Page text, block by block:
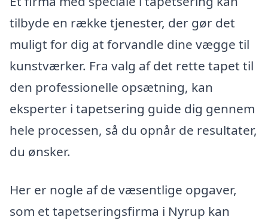
tilbyde en række tjenester, der gør det
muligt for dig at forvandle dine vægge til
kunstværker. Fra valg af det rette tapet til
den professionelle opsætning, kan
eksperter i tapetsering guide dig gennem
hele processen, så du opnår de resultater,
du ønsker.
Her er nogle af de væsentlige opgaver,
som et tapetseringsfirma i Nyrup kan